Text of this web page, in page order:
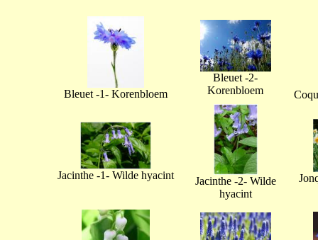
Bleuet -1- Korenbloem
Bleuet -2-
Korenbloem
Jacinthe -1- Wilde hyacint
Jacinthe -2- Wilde
hyacint